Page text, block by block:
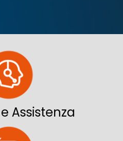
e Assistenza